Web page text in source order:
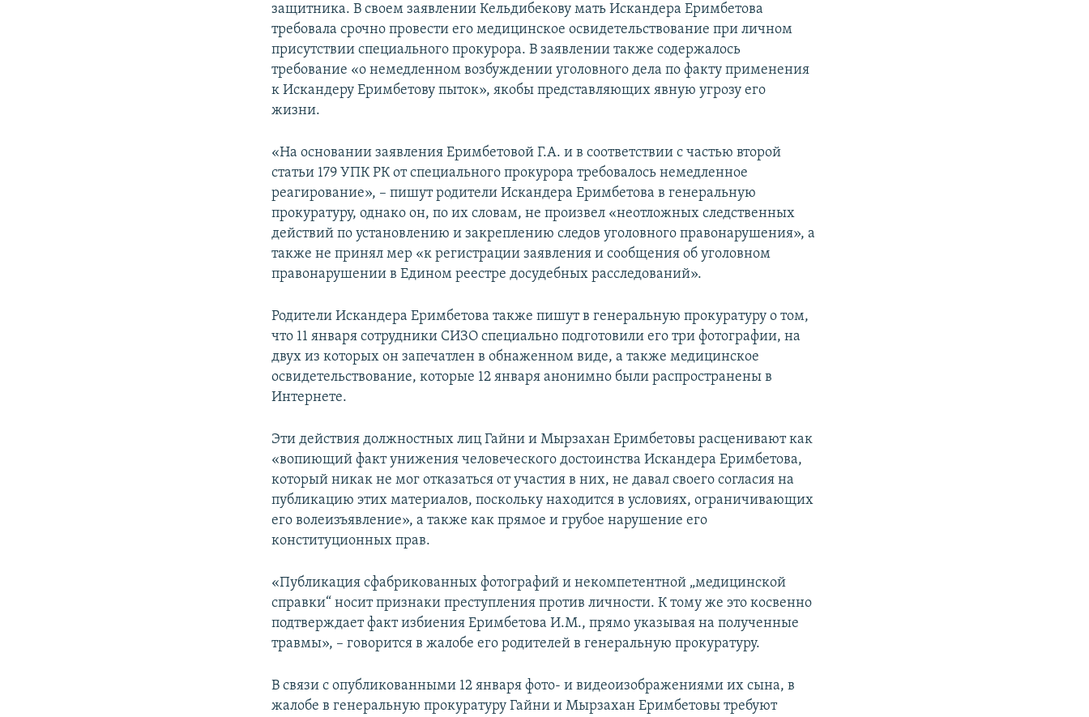
защитника. В своем заявлении Кельдибекову мать Искандера Еримбетова
требовала срочно провести его медицинское освидетельствование при личном
присутствии специального прокурора. В заявлении также содержалось
требование «о немедленном возбуждении уголовного дела по факту применения
к Искандеру Еримбетову пыток», якобы представляющих явную угрозу его
жизни.
«На основании заявления Еримбетовой Г.А. и в соответствии с частью второй
статьи 179 УПК РК от специального прокурора требовалось немедленное
реагирование», – пишут родители Искандера Еримбетова в генеральную
прокуратуру, однако он, по их словам, не произвел «неотложных следственных
действий по установлению и закреплению следов уголовного правонарушения», а
также не принял мер «к регистрации заявления и сообщения об уголовном
правонарушении в Едином реестре досудебных расследований».
Родители Искандера Еримбетова также пишут в генеральную прокуратуру о том,
что 11 января сотрудники СИЗО специально подготовили его три фотографии, на
двух из которых он запечатлен в обнаженном виде, а также медицинское
освидетельствование, которые 12 января анонимно были распространены в
Интернете.
Эти действия должностных лиц Гайни и Мырзахан Еримбетовы расценивают как
«вопиющий факт унижения человеческого достоинства Искандера Еримбетова,
который никак не мог отказаться от участия в них, не давал своего согласия на
публикацию этих материалов, поскольку находится в условиях, ограничивающих
его волеизъявление», а также как прямое и грубое нарушение его
конституционных прав.
«Публикация сфабрикованных фотографий и некомпетентной „медицинской
справки“ носит признаки преступления против личности. К тому же это косвенно
подтверждает факт избиения Еримбетова И.М., прямо указывая на полученные
травмы», – говорится в жалобе его родителей в генеральную прокуратуру.
В связи с опубликованными 12 января фото- и видеоизображениями их сына, в
жалобе в генеральную прокуратуру Гайни и Мырзахан Еримбетовы требуют